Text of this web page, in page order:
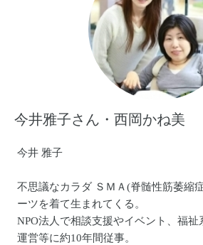
今井雅子さん・西岡かね美
今井 雅子
不思議なカラダ ＳＭＡ(脊髄性筋萎縮
ーツを着て生まれてくる。
NPO法人で相談支援やイベント、福祉
運営等に約10年間従事。